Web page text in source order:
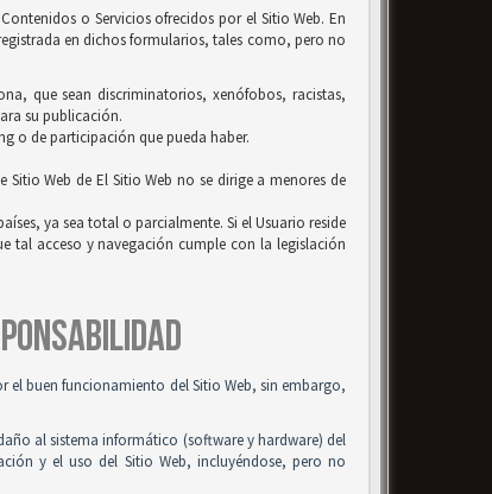
o Servicios ofrecidos por el Sitio Web. En
en dichos formularios, tales como, pero no
que sean discriminatorios, xenófobos, racistas,
su publicación.
o de participación que pueda haber.
Web de El Sitio Web no se dirige a menores de
ya sea total o parcialmente. Si el Usuario reside
tal acceso y navegación cumple con la legislación
el buen funcionamiento del Sitio Web, sin embargo,
al sistema informático (software y hardware) del
y el uso del Sitio Web, incluyéndose, pero no